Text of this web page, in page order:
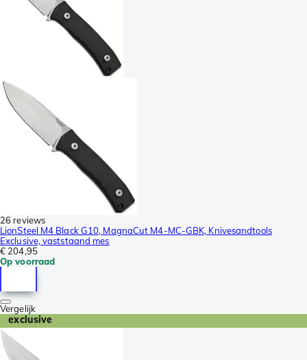
26 reviews
LionSteel M4 Black G10, MagnaCut M4-MC-GBK, Knivesandtools
Exclusive, vaststaand mes
€ 204,95
Op voorraad
Vergelijk
exclusive